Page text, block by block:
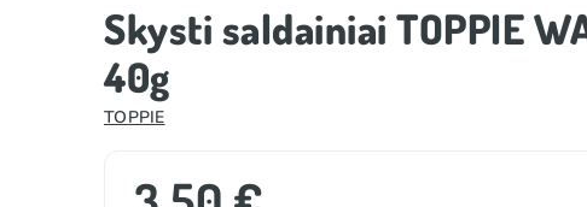
Skysti saldainiai TOPPIE
40g
TOPPIE